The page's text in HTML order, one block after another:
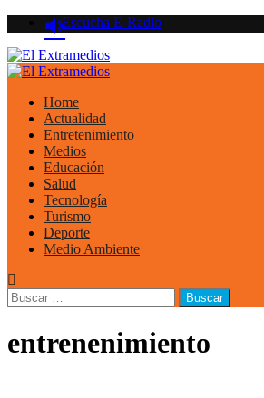
al
contenido
Escucha E-Radio
Primary
Home
Actualidad
Entretenimiento
Medios
Educación
Salud
Tecnología
Turismo
Deporte
Medio Ambiente
Buscar:
entrenenimiento